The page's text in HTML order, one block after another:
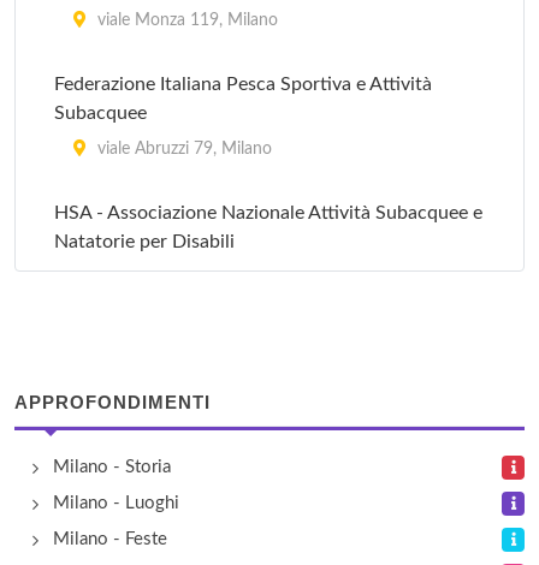
viale Monza 119, Milano
Federazione Italiana Pesca Sportiva e Attività
Subacquee
viale Abruzzi 79, Milano
HSA - Associazione Nazionale Attività Subacquee e
Natatorie per Disabili
piazzale Stazione Porta Genova 3, Milano
Orca - Associazione sportiva - Sezione di Milano
APPROFONDIMENTI
Milano - Storia
Milano - Luoghi
Milano - Feste